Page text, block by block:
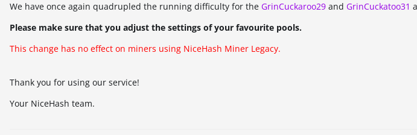
We have once again quadrupled the running difficulty for the GrinCuckaroo29 and GrinCuckatoo31
Please make sure that you adjust the settings of your favourite pools.
This change has no effect on miners using NiceHash Miner Legacy.
Thank you for using our service!
Your NiceHash team.